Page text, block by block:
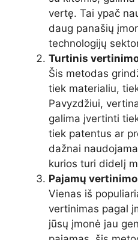
vertę. Tai ypač
daug panašių
technologijų
Turtinis
Šis metodas
tiek materialiu,
Pavyzdžiui,
galima įvertinti
tiek patentus ar
dažnai
kurios turi didelį
Pajamų
Vienas iš
vertinimas pagal
jūsų įmonė jau